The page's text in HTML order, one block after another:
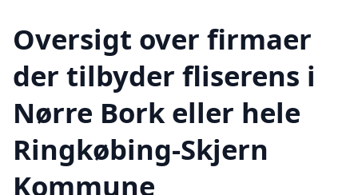
Oversigt over firmaer
der tilbyder fliserens i
Nørre Bork eller hele
Ringkøbing-Skjern
Kommune